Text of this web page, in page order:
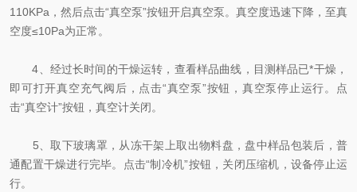
110KPa，然后点击“真空泵”按钮开启真空泵。真空度迅速下降，至真
空度≤10Pa为正常。
4、经过长时间的干燥运转，查看样品曲线，目测样品已*干燥，
即可打开真空充气阀后，点击“真空泵”按钮，真空泵停止运行。点
击“真空计”按钮，真空计关闭。
5、取下玻璃罩，从冻干架上取出物料盘，盘中样品包装后，普
通配置干燥进行完毕。点击“制冷机”按钮，关闭压缩机，设备停止运
行。